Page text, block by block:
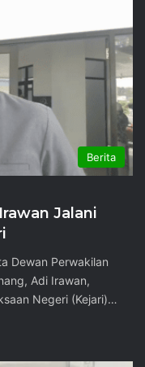
Berita
Jalani
Dewan Perwakilan
Adi Irawan,
Negeri (Kejari)…